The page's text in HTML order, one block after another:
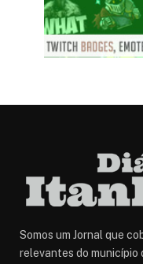
Somos um Jornal que
relevantes do município